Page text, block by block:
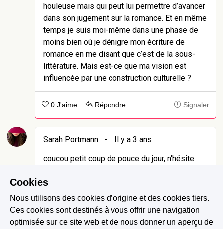
houleuse mais qui peut lui permettre d’avancer
dans son jugement sur la romance. Et en même
temps je suis moi-même dans une phase de
moins bien où je dénigre mon écriture de
romance en me disant que c’est de la sous-
littérature. Mais est-ce que ma vision est
influencée par une construction culturelle ?
0 J'aime Répondre Signaler
Sarah Portmann -
Il y a 3 ans
coucou petit coup de pouce du jour, n'hésite
en comédie romantique.
0 J'aime Répondre Signaler
Cookies
Nous utilisons des cookies d’origine et des cookies tiers.
Ces cookies sont destinés à vous offrir une navigation
optimisée sur ce site web et de nous donner un aperçu de